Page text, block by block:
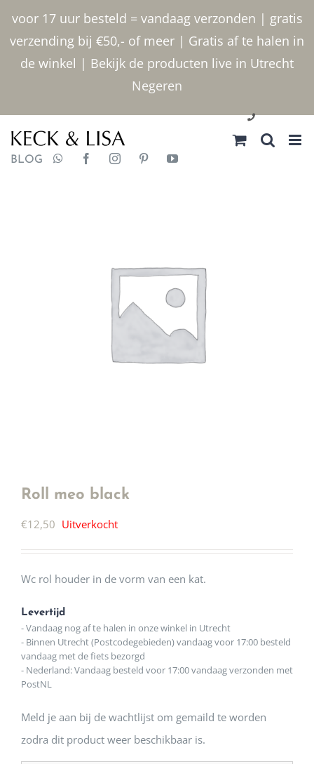
voor 17 uur besteld = vandaag verzonden | gratis
verzending bij €50,- of meer | Gratis af te halen in
de winkel | Bekijk de producten live in Utrecht
Negeren
inhoud
030 2400000
BLOG
Roll meo black
€12,50 Uitverkocht
Wc rol houder in de vorm van een kat.
Levertijd
- Vandaag nog af te halen in onze winkel in Utrecht
- Binnen Utrecht (Postcodegebieden) vandaag voor 17:00 besteld
vandaag met de fiets bezorgd
- Nederland: Vandaag besteld voor 17:00 vandaag verzonden met
PostNL
Meld je aan bij de wachtlijst om gemaild te worden
zodra dit product weer beschikbaar is.